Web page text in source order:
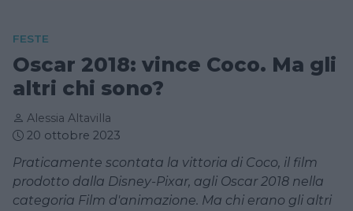
FESTE
Oscar 2018: vince Coco. Ma gli
altri chi sono?
Alessia Altavilla
20 ottobre 2023
Praticamente scontata la vittoria di Coco, il film
prodotto dalla Disney-Pixar, agli Oscar 2018 nella
categoria Film d'animazione. Ma chi erano gli altri